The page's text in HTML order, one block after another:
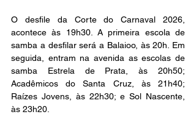
O desfile da Corte do Carnaval 2026,
acontece às 19h30. A primeira escola de
samba a desfilar será a Balaioo, às 20h. Em
seguida, entram na avenida as escolas de
samba Estrela de Prata, às 20h50;
Acadêmicos do Santa Cruz, às 21h40;
Raízes Jovens, às 22h30; e Sol Nascente,
às 23h20.